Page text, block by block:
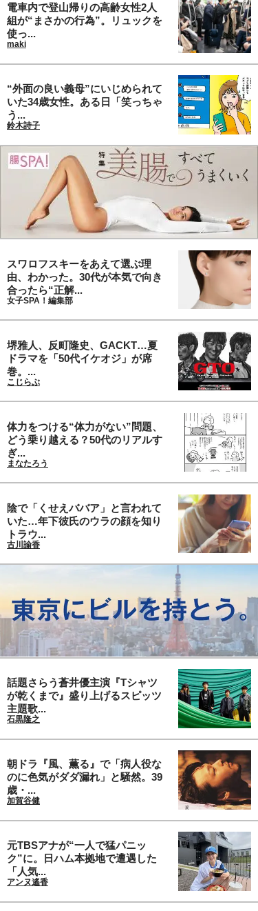
電車内で登山帰りの高齢女性2人
組が“まさかの行為”。リュックを
使っ...
maki
“外面の良い義母”にいじめられて
いた34歳女性。ある日「笑っちゃ
う...
鈴木詩子
スワロフスキーをあえて選ぶ理
由、わかった。30代が本気で向き
合ったら“正解...
女子SPA！編集部
堺雅人、反町隆史、GACKT…夏
ドラマを「50代イケオジ」が席
巻。...
こじらぶ
体力をつける“体力がない”問題、
どう乗り越える？50代のリアルす
ぎ...
まなたろう
陰で「くせえババア」と言われて
いた…年下彼氏のウラの顔を知り
トラウ...
古川諭香
話題さらう蒼井優主演『Tシャツ
が乾くまで』盛り上げるスピッツ
主題歌...
石黒隆之
朝ドラ『風、薫る』で「病人役な
のに色気がダダ漏れ」と騒然。39
歳・...
加賀谷健
元TBSアナが“一人で猛パニッ
ク”に。日ハム本拠地で遭遇した
「人気...
アンヌ遙香